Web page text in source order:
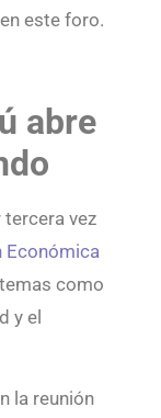
este foro.
abre
vez
Económica
como
y el
la reunión